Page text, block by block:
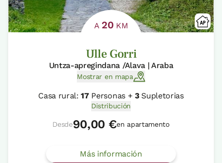
A 20 KM
Ulle Gorri
Untza-apregindana /Alava | Araba
Mostrar en mapa
Casa rural:17Personas + 3Supletorias
Distribución
Desde90,00 €en apartamento
Más información